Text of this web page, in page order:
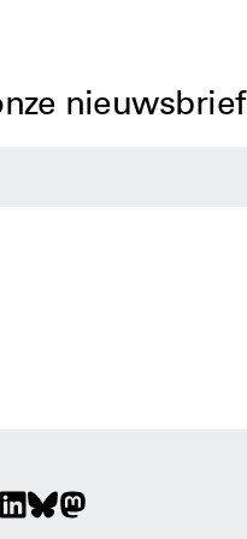
nieuwsbrief